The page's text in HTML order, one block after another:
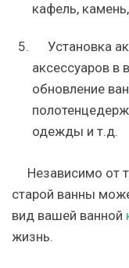
кафель,
Установка
аксессуаров в
обновление
одежды и т.д.
Независимо от
старой ванны
вид вашей ванной
жизнь.